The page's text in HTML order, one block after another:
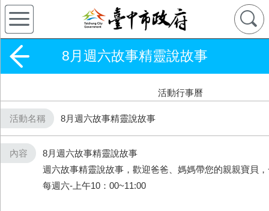
8月週六故事精靈說故事
活動行事曆
活動名稱 8月週六故事精靈說故事
內容
8月週六故事精靈說故事
週六故事精靈說故事，歡迎爸爸、媽媽帶您的親親寶貝
每週六-上午10：00~11:00